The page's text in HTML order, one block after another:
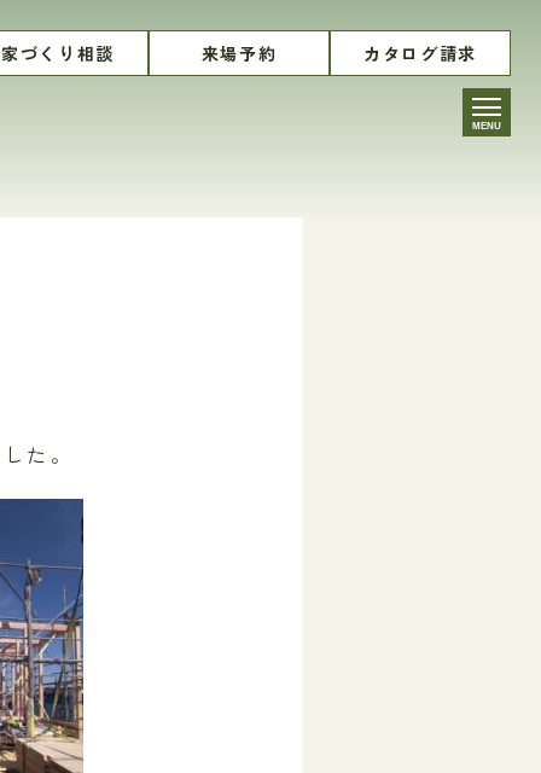
家づくり相談 来場予約 カタログ請求
MENU
た。